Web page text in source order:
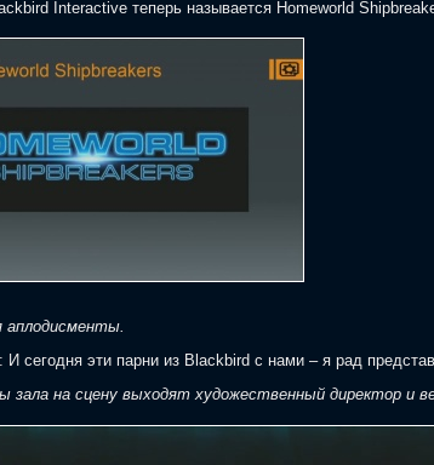
Interactive теперь называется Homeworld
аплодисменты.
: И сегодня эти парни из Blackbird с нами – я рад
зала на сцену выходят художественный директор и